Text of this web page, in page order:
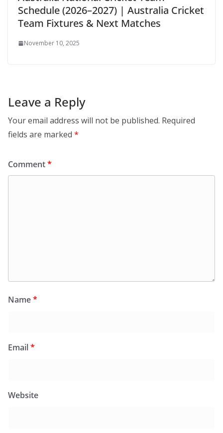
Schedule (2026–2027) | Australia Cricket
Team Fixtures & Next Matches
November 10, 2025
Leave a Reply
Your email address will not be published. Required
fields are marked *
Comment*
Name*
Email*
Website